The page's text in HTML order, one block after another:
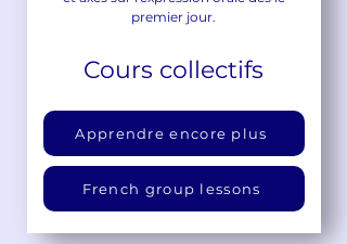
premier jour.
Cours collectifs
Apprendre encore plus
French group lessons